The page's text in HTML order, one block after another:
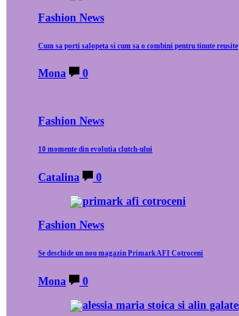
Fashion News
Cum sa porti salopeta si cum sa o combini pentru tinute reusite
Mona 0
Fashion News
10 momente din evolutia clutch-ului
Catalina 0
Fashion News
Se deschide un nou magazin Primark AFI Cotroceni
Mona 0